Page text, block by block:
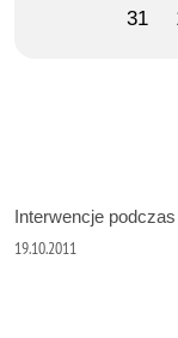
31
Interwencje
19.10.2011